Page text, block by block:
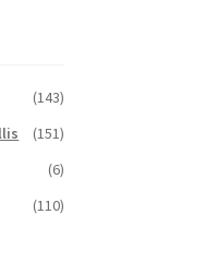
(143)
(151)
(6)
(110)